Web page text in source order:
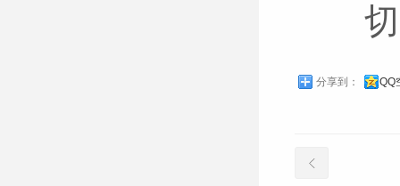
切断
分享到： QQ